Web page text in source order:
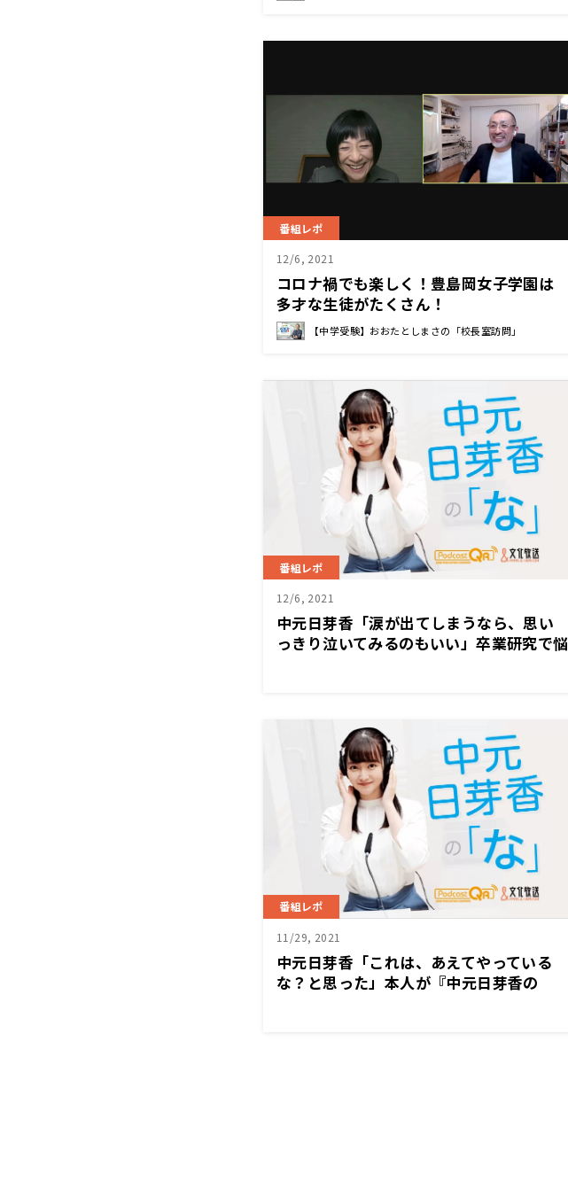
番組レポ
12/6, 2021
コロナ禍でも楽しく！豊島岡女子学園は
多才な生徒がたくさん！
【中学受験】おおたとしまさの「校長室訪問」
番組レポ
12/6, 2021
中元日芽香「涙が出てしまうなら、思い
っきり泣いてみるのもいい」卒業研究で悩
番組レポ
11/29, 2021
中元日芽香「これは、あえてやっている
な？と思った」本人が『中元日芽香の